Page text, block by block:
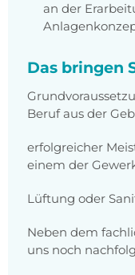
an der
Das bringen
Beruf aus der
erfolgreicher
einem der
Lüftung oder
Neben dem
uns noch